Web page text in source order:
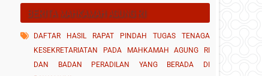
BERITA MAHKAMAH AGUNG RI
DAFTAR HASIL RAPAT PINDAH TUGAS TENAGA
KESEKRETARIATAN PADA MAHKAMAH AGUNG RI
DAN BADAN PERADILAN YANG BERADA DI